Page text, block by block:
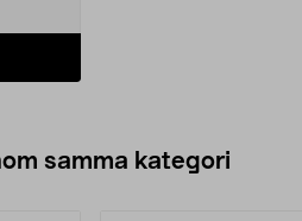
samma kategori